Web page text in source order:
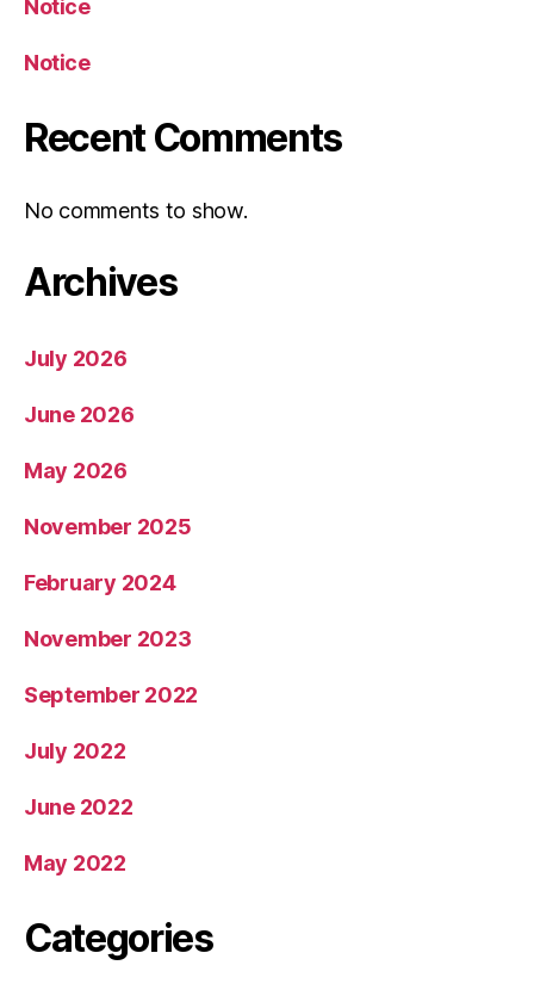
Notice
Notice
Recent Comments
No comments to show.
Archives
July 2026
June 2026
May 2026
November 2025
February 2024
November 2023
September 2022
July 2022
June 2022
May 2022
Categories